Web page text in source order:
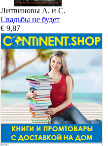
Литвиновы А. и С.
Свадьбы не будет
€ 9,87